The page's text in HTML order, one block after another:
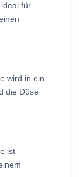
für
wird in ein
die Düse
ist